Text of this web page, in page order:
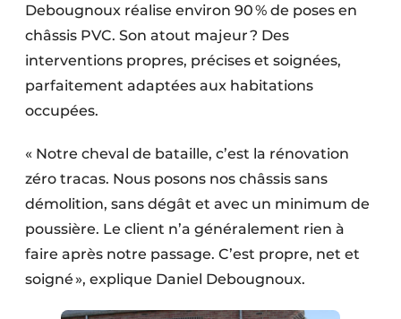
Debougnoux réalise environ 90 % de poses en
châssis PVC. Son atout majeur ? Des
interventions propres, précises et soignées,
parfaitement adaptées aux habitations
occupées.
« Notre cheval de bataille, c’est la rénovation
zéro tracas. Nous posons nos châssis sans
démolition, sans dégât et avec un minimum de
poussière. Le client n’a généralement rien à
faire après notre passage. C’est propre, net et
soigné », explique Daniel Debougnoux.